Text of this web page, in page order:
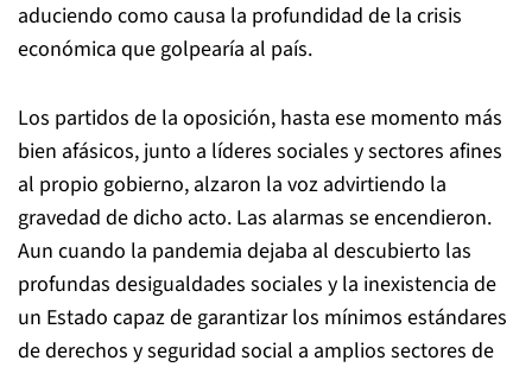
aduciendo como causa la profundidad de la crisis
económica que golpearía al país.
Los partidos de la oposición, hasta ese momento más
bien afásicos, junto a líderes sociales y sectores afines
al propio gobierno, alzaron la voz advirtiendo la
gravedad de dicho acto. Las alarmas se encendieron.
Aun cuando la pandemia dejaba al descubierto las
profundas desigualdades sociales y la inexistencia de
un Estado capaz de garantizar los mínimos estándares
de derechos y seguridad social a amplios sectores de